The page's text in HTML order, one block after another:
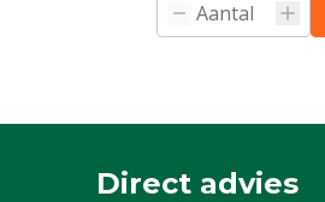
Direct advies